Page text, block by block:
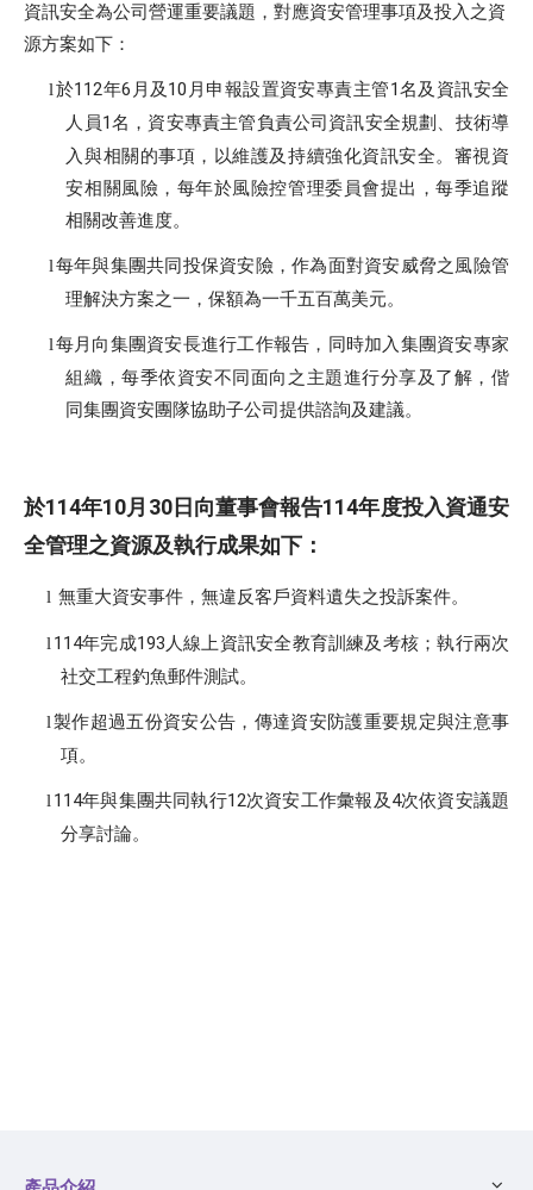
資訊安全為公司營運重要議題，對應資安管理事項及投入之資
源方案如下：
l於112年6 月及 10 月申報設置資安專責主管1名及資訊安全
人員1名，資安專責主管負責公司資訊安全規劃、技術導
入與相關的事項，以維護及持續強化資訊安全。審視資
安相關風險，每年於風險控管理委員會提出，每季追蹤
相關改善進度。
l每年與集團共同投保資安險，作為面對資安威脅之風險管
理解決方案之一，保額為一千五百萬美元。
l每月向集團資安長進行工作報告，同時加入集團資安專家
組織，每季依資安不同面向之主題進行分享及了解，偕
同集團資安團隊協助子公司提供諮詢及建議。
於114年10月 30日向董事會報告114年度投入資通安
全管理之資源及執行成果如下：
l 無重大資安事件，無違反客戶資料遺失之投訴案件。
l 114年完成193 人線上資訊安全教育訓練及考核；執行兩次
社交工程釣魚郵件測試。
l製作超過五份資安公告，傳達資安防護重要規定與注意事
項。
l 114年與集團共同執行12次資安工作彙報及 4次依資安議題
分享討論。